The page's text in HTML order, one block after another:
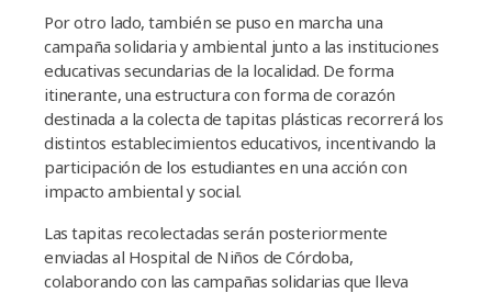
Por otro lado, también se puso en marcha una
campaña solidaria y ambiental junto a las instituciones
educativas secundarias de la localidad. De forma
itinerante, una estructura con forma de corazón
destinada a la colecta de tapitas plásticas recorrerá los
distintos establecimientos educativos, incentivando la
participación de los estudiantes en una acción con
impacto ambiental y social.
Las tapitas recolectadas serán posteriormente
enviadas al Hospital de Niños de Córdoba,
colaborando con las campañas solidarias que lleva